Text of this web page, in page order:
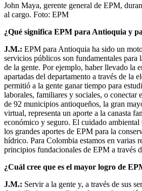
John Maya, gerente general de EPM,
al cargo. Foto: EPM
¿Qué significa EPM para Antioquia y
J.M.: EPM para Antioquia ha sido un
servicios públicos son fundamentales para
de la gente. Por ejemplo, haber llevado la
apartadas del departamento a través de la
permitió a la gente ganar tiempo para
laborales, familiares y sociales, o conectar
de 92 municipios antioqueños, la gran
virtual, representa un aporte a la canasta
económico y seguro. El cuidado ambiental
los grandes aportes de EPM para la
hídrico. Para Colombia estamos en varias
principios fundacionales de EPM a través
¿Cuál cree que es el mayor logro de
J.M.: Servir a la gente y, a través de sus